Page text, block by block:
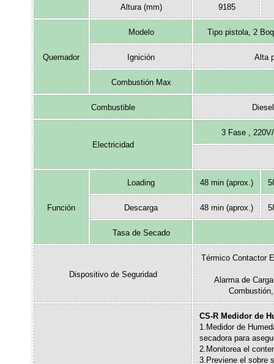
Altura (mm) 9185
Quemador
Modelo Tipo pistola, 2
Ignición Alta
Combustión Max
Combustible
Electricidad
3 Fase ,
Función
Loading 48 min (aprox.)
Descarga 48 min (aprox.)
Tasa de Secado
Dispositivo de Seguridad
Térmico Contactor
Alarma de
CS-R Medidor de
1.Medidor de
secadora para
2.Monitorea el
3.Previene el sobre